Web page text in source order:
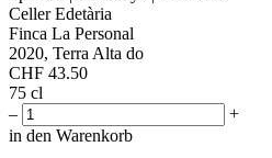
Celler Edetària
Finca La Personal
2020, Terra Alta do
CHF 43.50
75 cl
–
+
in den Warenkorb